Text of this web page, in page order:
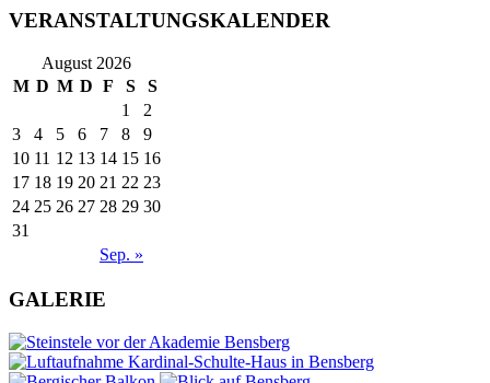
VERANSTALTUNGSKALENDER
August 2026
M D M D F S S
Sep. »
1
2
3
4 5 6 7 8
9
10 11 12 13 14 15 16
17 18 19 20 21 22 23
24 25 26 27 28 29 30
31
GALERIE